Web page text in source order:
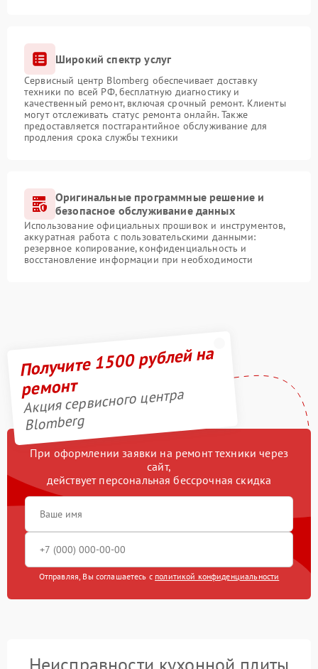
Широкий спектр услуг
Сервисный центр Blomberg обеспечивает доставку
техники по всей РФ, бесплатную диагностику и
качественный ремонт, включая срочный ремонт. Клиенты
могут отслеживать статус ремонта онлайн. Также
предоставляется постгарантийное обслуживание для
продления срока службы техники
Оригинальные программные решение и
безопасное обслуживание данных
Использование официальных прошивок и инструментов,
аккуратная работа с пользовательскими данными:
резервное копирование, конфиденциальность и
восстановление информации при необходимости
Получите 1500 рублей на
ремонт
Акция сервисного центра
Blomberg
При оформлении заявки на ремонт техники через
сайт,
действует персональная бессрочная скидка
Отправляя, Вы соглашаетесь с политикой конфиденциальности